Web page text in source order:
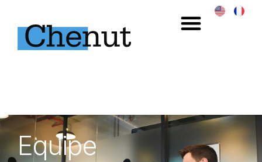
Equipe